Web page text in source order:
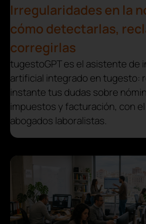
Irregularidades en la
cómo detectarlas,
corregirlas
tugestoGPT es el asistente de
artificial integrado en tugesto:
instante tus dudas sobre
impuestos y facturación, con
abogados laboralistas.